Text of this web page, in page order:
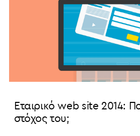
Εταιρικό web site 2014:
στόχος του;